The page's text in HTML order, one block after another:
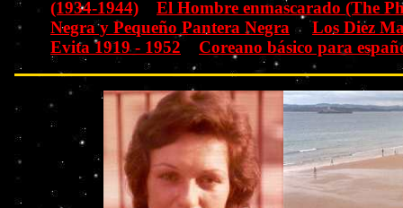
(1934-1944)
El Hombre enmascarado (The
Negra y Pequeño Pantera Negra
Los Diez
Evita 1919 - 1952
Coreano básico para